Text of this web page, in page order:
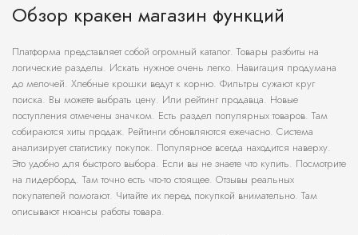
Обзор кракен магазин функций
Платформа представляет собой огромный каталог. Товары разбиты на
логические разделы. Искать нужное очень легко. Навигация продумана
до мелочей. Хлебные крошки ведут к корню. Фильтры сужают круг
поиска. Вы можете выбрать цену. Или рейтинг продавца. Новые
поступления отмечены значком. Есть раздел популярных товаров. Там
собираются хиты продаж. Рейтинги обновляются ежечасно. Система
анализирует статистику покупок. Популярное всегда находится наверху.
Это удобно для быстрого выбора. Если вы не знаете что купить. Посмотрите
на лидерборд. Там точно есть что-то стоящее. Отзывы реальных
покупателей помогают. Читайте их перед покупкой внимательно. Там
описывают нюансы работы товара.